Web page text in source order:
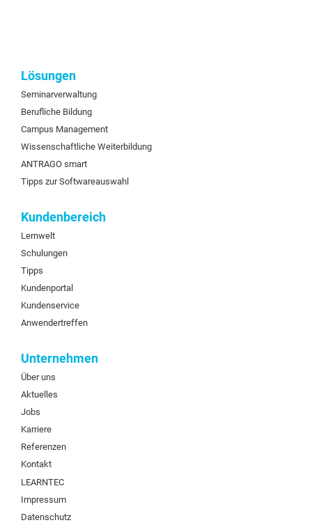
Lösungen
Seminarverwaltung
Berufliche Bildung
Campus Management
Wissenschaftliche Weiterbildung
ANTRAGO smart
Tipps zur Softwareauswahl
Kundenbereich
Lernwelt
Schulungen
Tipps
Kundenportal
Kundenservice
Anwendertreffen
Unternehmen
Über uns
Aktuelles
Jobs
Karriere
Referenzen
Kontakt
LEARNTEC
Impressum
Datenschutz